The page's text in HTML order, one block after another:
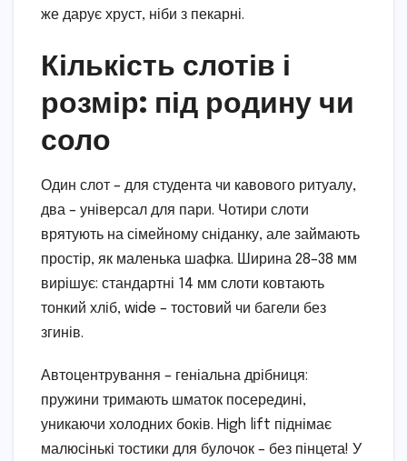
же дарує хруст, ніби з пекарні.
Кількість слотів і
розмір: під родину чи
соло
Один слот – для студента чи кавового ритуалу,
два – універсал для пари. Чотири слоти
врятують на сімейному сніданку, але займають
простір, як маленька шафка. Ширина 28–38 мм
вирішує: стандартні 14 мм слоти ковтають
тонкий хліб, wide – тостовий чи багели без
згинів.
Автоцентрування – геніальна дрібниця:
пружини тримають шматок посередині,
уникаючи холодних боків. High lift піднімає
малюсінькі тостики для булочок – без пінцета! У